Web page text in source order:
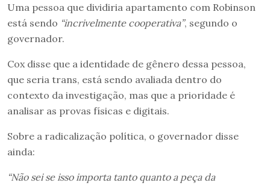
Uma pessoa que dividiria apartamento com Robinson
está sendo “incrivelmente cooperativa”, segundo o
governador.
Cox disse que a identidade de gênero dessa pessoa,
que seria trans, está sendo avaliada dentro do
contexto da investigação, mas que a prioridade é
analisar as provas físicas e digitais.
Sobre a radicalização política, o governador disse
ainda:
“Não sei se isso importa tanto quanto a peça da